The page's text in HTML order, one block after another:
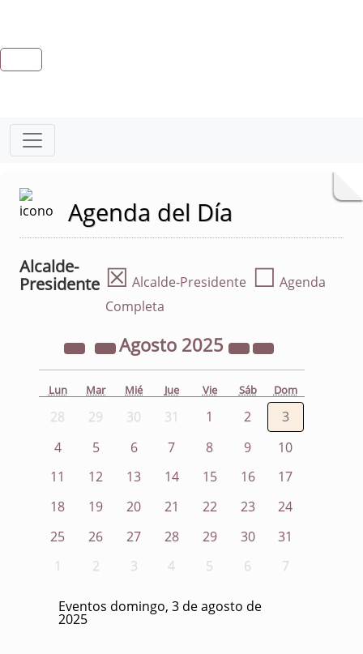
Agenda del Día
Alcalde-
Presidente ☒ Alcalde-Presidente ☐ Agenda
Completa
Agosto 2025
Lun Mar Mié Jue Vie Sáb Dom
28 29 30 31 1 2
3
4
5 6 7 8 9
10
11
12 13 14 15 16
17
18
19 20 21 22 23
24
25
26 27 28 29 30
31
1
2 3 4 5 6 7
Eventos domingo, 3 de agosto de
2025